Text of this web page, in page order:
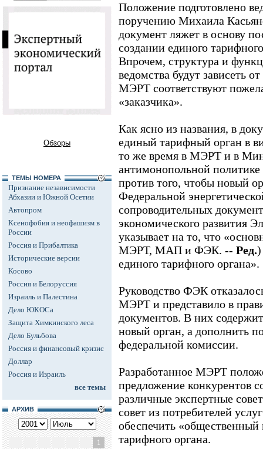
Обзоры
ТЕМЫ НОМЕРА
Признание независимости
Абхазии и Южной Осетии
Автопром
Ксенофобия и неофашизм в
России
Россия и Прибалтика
Исторические версии
Косово
Россия и Белоруссия
Израиль и Палестина
Дело ЮКОСа
Защита Химкинского леса
Дело Бульбова
Россия и финансовый кризис
Доллар
Россия и Израиль
все темы
АРХИВ
1
Положение подготовлено
поручению Михаила
документ ляжет в основу
создании единого
Впрочем, структура и
ведомства будут зависеть
МЭРТ соответствуют
«заказчика».
Как ясно из названия, в
единый тарифный орган в
то же время в МЭРТ и в
антимонопольной политике
против того, чтобы новый
Федеральной
сопроводительных
экономического развития
указывает на то, что
МЭРТ, МАП и ФЭК. -- Ред.)
единого тарифного органа».
Руководство ФЭК
МЭРТ и представило в
документов. В них
новый орган, а дополнить
федеральной комиссии.
Разработанное МЭРТ
предложение конкурентов
различные экспертные
совет из потребителей
обеспечить «общественный
тарифного органа.